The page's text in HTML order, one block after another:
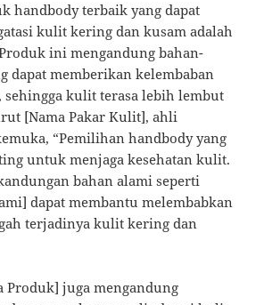
handbody terbaik yang dapat
kulit kering dan kusam adalah
ini mengandung bahan-
dapat memberikan kelembaban
sehingga kulit terasa lebih lembut
[Nama Pakar Kulit], ahli
“Pemilihan handbody yang
untuk menjaga kesehatan kulit.
bahan alami seperti
dapat membantu melembabkan
terjadinya kulit kering dan
Produk] juga mengandung